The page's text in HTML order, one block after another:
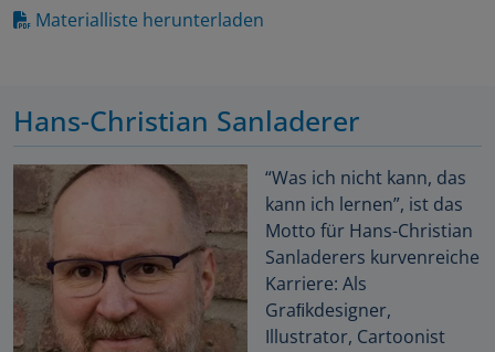
Materialliste herunterladen
Hans-Christian Sanladerer
“Was ich nicht kann, das
kann ich lernen”, ist das
Motto für Hans-Christian
Sanladerers kurvenreiche
Karriere: Als
Graﬁkdesigner,
Illustrator, Cartoonist